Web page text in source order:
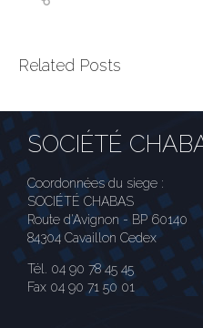
Related Posts
SOCIÉTÉ
Coordonnées du siege :
SOCIÉTÉ CHABAS
Route d'Avignon - BP 60140
84304 Cavaillon Cedex
Tél. 04 90 78 45 45
Fax 04 90 71 50 01